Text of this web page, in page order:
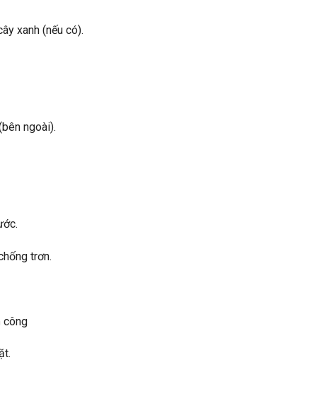
xanh (nếu có).
ngoài).
trơn.
công